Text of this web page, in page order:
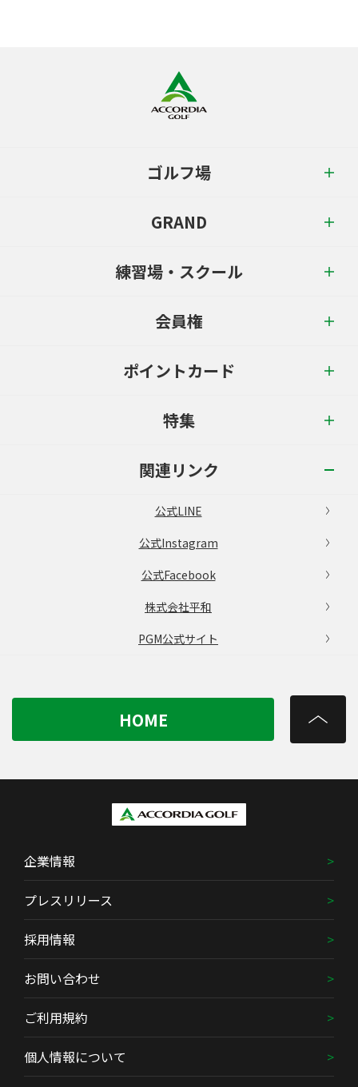
ゴルフ場
GRAND
練習場・スクール
会員権
ポイントカード
特集
関連リンク
公式LINE
公式Instagram
公式Facebook
株式会社平和
PGM公式サイト
HOME
企業情報
プレスリリース
採用情報
お問い合わせ
ご利用規約
個人情報について